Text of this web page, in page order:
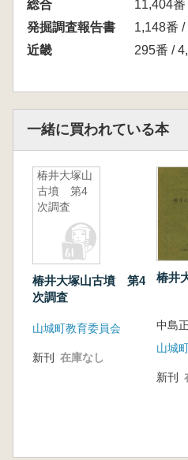
総合
11,404
発掘調査報告書
1,148番
近畿
295番 /
一緒に買われている本
椿井大塚山
古墳 第4
次調査
椿井大塚山古墳 第4
次調査
山城町教育委員会
新刊 在庫なし
椿井
中島
山城
新刊